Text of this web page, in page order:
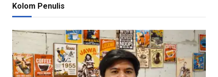
Kolom Penulis